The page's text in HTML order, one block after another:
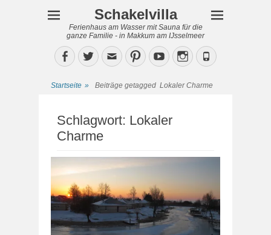
Schakelvilla
Ferienhaus am Wasser mit Sauna für die
ganze Familie - in Makkum am IJsselmeer
Facebook
TwitterEmailPinterestYouTubeInstagram
Phone
Startseite » Beiträge getagged Lokaler Charme
Schlagwort: Lokaler
Charme